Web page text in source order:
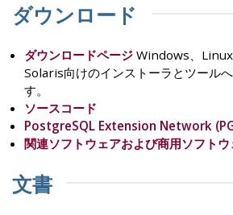
ダウンロード
ダウンロードページ Windows、Linux
Solaris向けのインストーラとツール
す。
ソースコード
PostgreSQL Extension Network
関連ソフトウェアおよび商用ソフトウ
文書